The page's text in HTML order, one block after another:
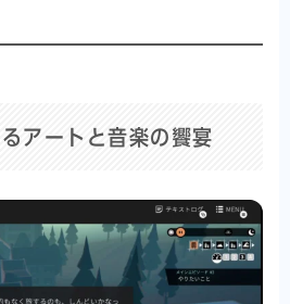
アートと音楽の饗宴